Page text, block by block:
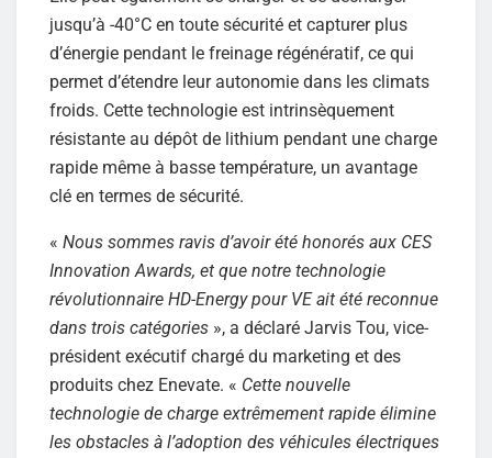
jusqu’à -40°C en toute sécurité et capturer plus
d’énergie pendant le freinage régénératif, ce qui
permet d’étendre leur autonomie dans les climats
froids. Cette technologie est intrinsèquement
résistante au dépôt de lithium pendant une charge
rapide même à basse température, un avantage
clé en termes de sécurité.
« Nous sommes ravis d’avoir été honorés aux CES
Innovation Awards, et que notre technologie
révolutionnaire HD-Energy pour VE ait été reconnue
dans trois catégories », a déclaré Jarvis Tou, vice-
président exécutif chargé du marketing et des
produits chez Enevate. « Cette nouvelle
technologie de charge extrêmement rapide élimine
les obstacles à l’adoption des véhicules électriques